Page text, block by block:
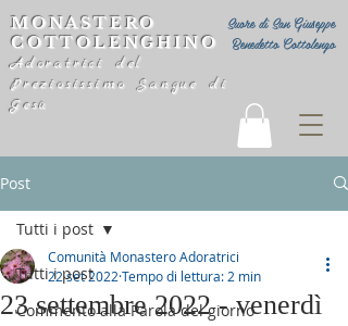
Suore di San Giuseppe
Benedetto Cottolengo
MONASTERO
COTTOLENGHINO
Adoratrici del
Preziosissimo Sangue di
Gesù
Post
Tutti i post
Commento alla Parola del giorno
Tutti i post
23 settembre 2022 - venerdì
Comunità Monastero Adoratrici
22 set 2022 Tempo di lettura: 2 min